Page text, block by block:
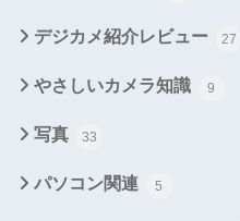
デジカメ紹介レビュー 27
やさしいカメラ知識 9
写真 33
パソコン関連 5